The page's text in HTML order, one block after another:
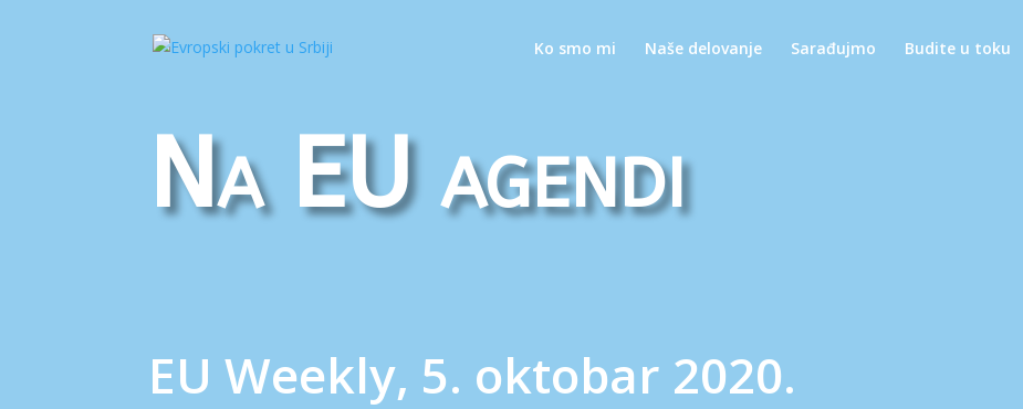
Ko smo mi Naše delovanje Sarađujmo Budite u toku
Na EU agendi
EU Weekly, 5. oktobar 2020.